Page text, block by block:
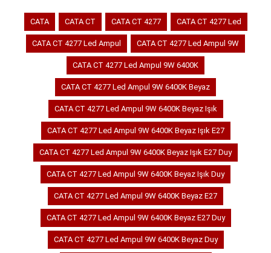
CATA CATA CT CATA CT 4277 CATA CT 4277 Led
CATA CT 4277 Led Ampul CATA CT 4277 Led Ampul 9W
CATA CT 4277 Led Ampul 9W 6400K
CATA CT 4277 Led Ampul 9W 6400K Beyaz
CATA CT 4277 Led Ampul 9W 6400K Beyaz Işık
CATA CT 4277 Led Ampul 9W 6400K Beyaz Işık E27
CATA CT 4277 Led Ampul 9W 6400K Beyaz Işık E27 Duy
CATA CT 4277 Led Ampul 9W 6400K Beyaz Işık Duy
CATA CT 4277 Led Ampul 9W 6400K Beyaz E27
CATA CT 4277 Led Ampul 9W 6400K Beyaz E27 Duy
CATA CT 4277 Led Ampul 9W 6400K Beyaz Duy